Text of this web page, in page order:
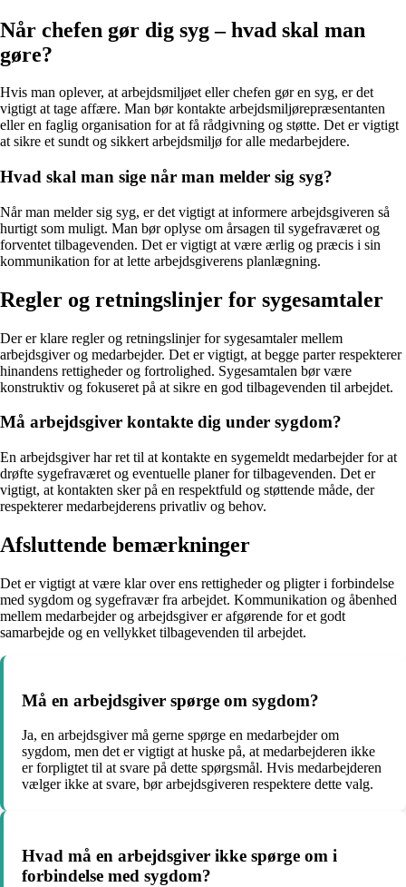
Når chefen gør dig syg – hvad skal man
gøre?
Hvis man oplever, at arbejdsmiljøet eller chefen gør en syg, er det
vigtigt at tage affære. Man bør kontakte arbejdsmiljørepræsentanten
eller en faglig organisation for at få rådgivning og støtte. Det er vigtigt
at sikre et sundt og sikkert arbejdsmiljø for alle medarbejdere.
Hvad skal man sige når man melder sig syg?
Når man melder sig syg, er det vigtigt at informere arbejdsgiveren så
hurtigt som muligt. Man bør oplyse om årsagen til sygefraværet og
forventet tilbagevenden. Det er vigtigt at være ærlig og præcis i sin
kommunikation for at lette arbejdsgiverens planlægning.
Regler og retningslinjer for sygesamtaler
Der er klare regler og retningslinjer for sygesamtaler mellem
arbejdsgiver og medarbejder. Det er vigtigt, at begge parter respekterer
hinandens rettigheder og fortrolighed. Sygesamtalen bør være
konstruktiv og fokuseret på at sikre en god tilbagevenden til arbejdet.
Må arbejdsgiver kontakte dig under sygdom?
En arbejdsgiver har ret til at kontakte en sygemeldt medarbejder for at
drøfte sygefraværet og eventuelle planer for tilbagevenden. Det er
vigtigt, at kontakten sker på en respektfuld og støttende måde, der
respekterer medarbejderens privatliv og behov.
Afsluttende bemærkninger
Det er vigtigt at være klar over ens rettigheder og pligter i forbindelse
med sygdom og sygefravær fra arbejdet. Kommunikation og åbenhed
mellem medarbejder og arbejdsgiver er afgørende for et godt
samarbejde og en vellykket tilbagevenden til arbejdet.
Må en arbejdsgiver spørge om sygdom?
Ja, en arbejdsgiver må gerne spørge en medarbejder om
sygdom, men det er vigtigt at huske på, at medarbejderen ikke
er forpligtet til at svare på dette spørgsmål. Hvis medarbejderen
vælger ikke at svare, bør arbejdsgiveren respektere dette valg.
Hvad må en arbejdsgiver ikke spørge om i
forbindelse med sygdom?